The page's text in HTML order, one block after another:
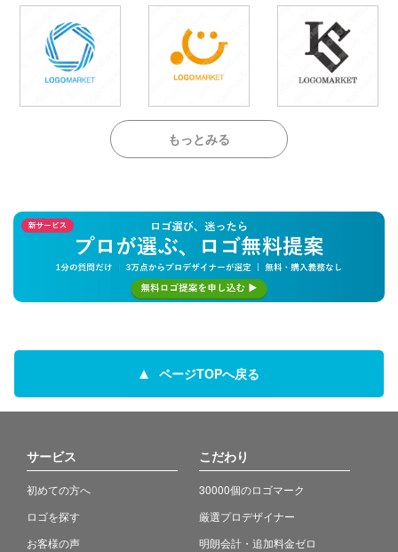
もっとみる
ページTOPへ戻る
サービス
初めての方へ
ロゴを探す
お客様の声
こだわり
30000個のロゴマーク
厳選プロデザイナー
明朗会計・追加料金ゼロ